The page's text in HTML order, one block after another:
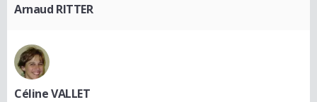
Arnaud RITTER
Céline VALLET